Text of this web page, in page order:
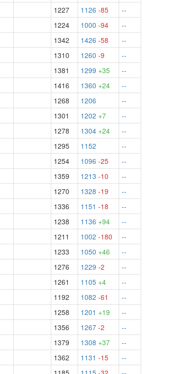
1227 1126 -85
--
1224 1000 -94
--
1342 1426 -58
--
1310 1260 -9
--
1381 1299 +35
--
1416 1360 +24
--
1268 1206
--
1301 1202 +7
--
1278 1304 +24
--
1295 1152
--
1254 1096 -25
--
1359 1213 -10
--
1270 1328 -19
--
1336 1151 -18
--
1238 1136 +94
--
1211 1002 -180
--
1233 1050 +46
--
1276 1229 -2
--
1261 1105 +4
--
1192 1082 -61
--
1258 1201 +19
--
1356 1267 -2
--
1379 1308 +37
--
1362 1131 -15
--